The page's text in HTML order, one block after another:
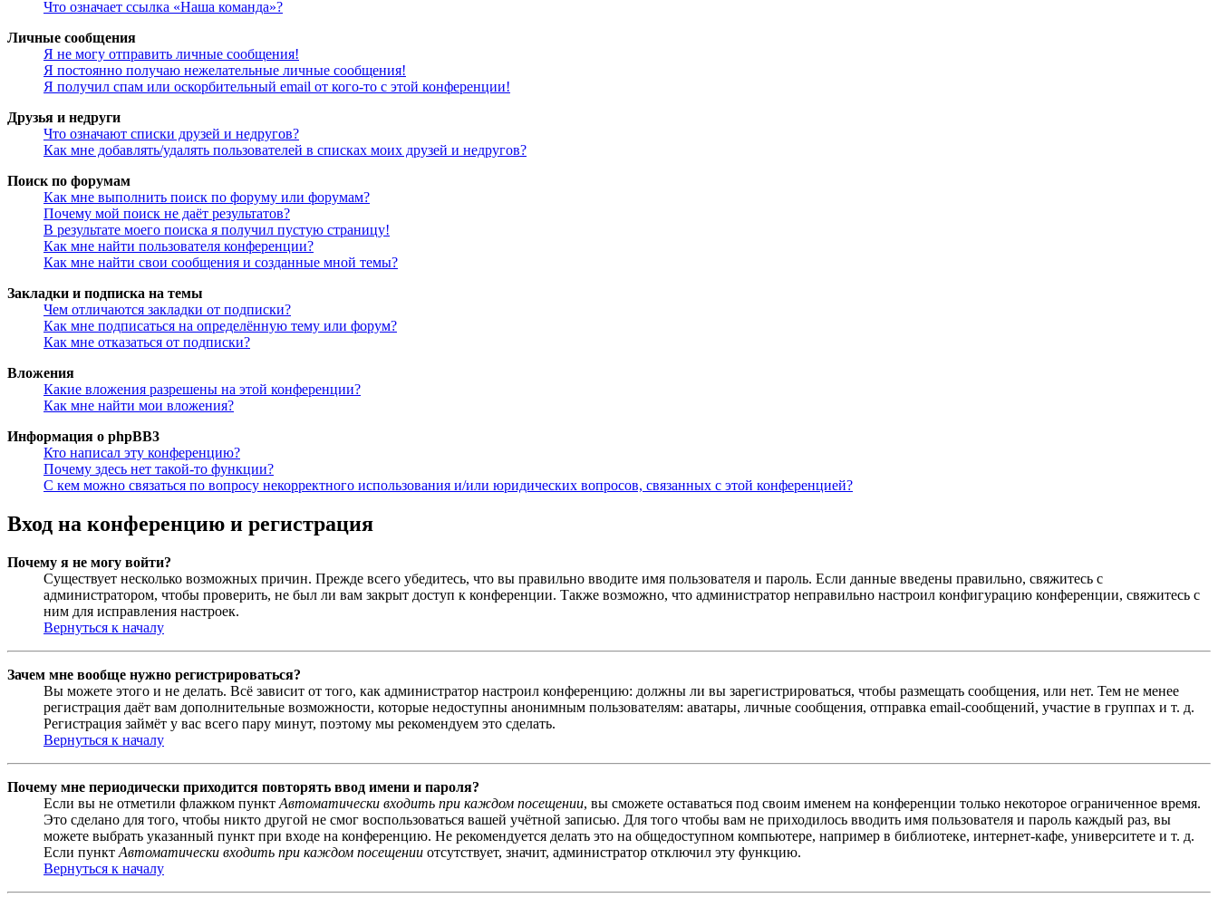
Что означает ссылка «Наша команда»?
Личные сообщения
Я не могу отправить личные сообщения!
Я постоянно получаю нежелательные личные сообщения!
Я получил спам или оскорбительный email от кого-то с этой конференции!
Друзья и недруги
Что означают списки друзей и недругов?
Как мне добавлять/удалять пользователей в списках моих друзей и недругов?
Поиск по форумам
Как мне выполнить поиск по форуму или форумам?
Почему мой поиск не даёт результатов?
В результате моего поиска я получил пустую страницу!
Как мне найти пользователя конференции?
Как мне найти свои сообщения и созданные мной темы?
Закладки и подписка на темы
Чем отличаются закладки от подписки?
Как мне подписаться на определённую тему или форум?
Как мне отказаться от подписки?
Вложения
Какие вложения разрешены на этой конференции?
Как мне найти мои вложения?
Информация о phpBB3
Кто написал эту конференцию?
Почему здесь нет такой-то функции?
С кем можно связаться по вопросу некорректного использования и/или юридических вопросов, связанных с этой конференцией?
Вход на конференцию и регистрация
Почему я не могу войти?
Существует несколько возможных причин. Прежде всего убедитесь, что вы правильно вводите имя пользователя и пароль. Если данные введены правильно, свяжитесь с
администратором, чтобы проверить, не был ли вам закрыт доступ к конференции. Также возможно, что администратор неправильно настроил конфигурацию конференции, свяжитесь с
ним для исправления настроек.
Вернуться к началу
Зачем мне вообще нужно регистрироваться?
Вы можете этого и не делать. Всё зависит от того, как администратор настроил конференцию: должны ли вы зарегистрироваться, чтобы размещать сообщения, или нет. Тем не менее
регистрация даёт вам дополнительные возможности, которые недоступны анонимным пользователям: аватары, личные сообщения, отправка email-сообщений, участие в группах и т. д.
Регистрация займёт у вас всего пару минут, поэтому мы рекомендуем это сделать.
Вернуться к началу
Почему мне периодически приходится повторять ввод имени и пароля?
Если вы не отметили флажком пункт Автоматически входить при каждом посещении, вы сможете оставаться под своим именем на конференции только некоторое ограниченное время.
Это сделано для того, чтобы никто другой не смог воспользоваться вашей учётной записью. Для того чтобы вам не приходилось вводить имя пользователя и пароль каждый раз, вы
можете выбрать указанный пункт при входе на конференцию. Не рекомендуется делать это на общедоступном компьютере, например в библиотеке, интернет-кафе, университете и т. д.
Если пункт Автоматически входить при каждом посещении отсутствует, значит, администратор отключил эту функцию.
Вернуться к началу